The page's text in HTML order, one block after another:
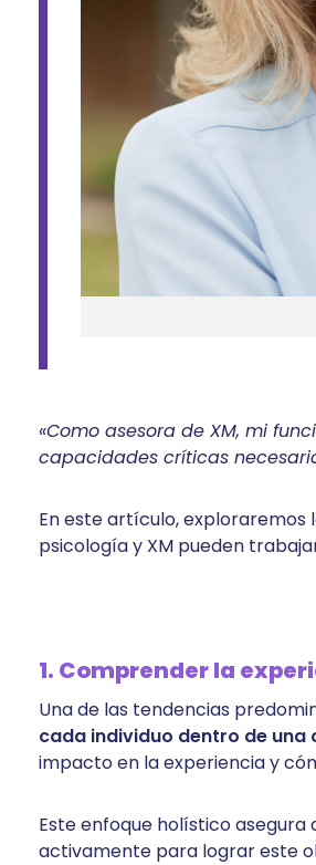
«Como asesora de XM, mi
capacidades críticas
En este artículo, exploraremos
psicología y XM pueden
1. Comprender la
Una de las tendencias
cada individuo dentro de una
impacto en la experiencia y
Este enfoque holístico
activamente para lograr este